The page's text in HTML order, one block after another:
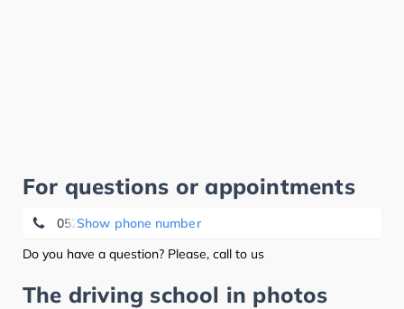
For questions or appointments
Show phone number
0521 52 89 08 38
Do you have a question? Please, call to us
The driving school in photos